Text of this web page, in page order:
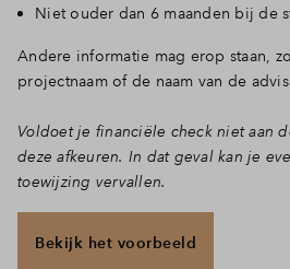
Niet ouder dan 6 maanden bij de
Andere informatie mag erop staan,
projectnaam of de naam van de
Voldoet je financiële check niet aan
deze afkeuren. In dat geval kan je
toewijzing vervallen.
Bekijk het voorbeeld